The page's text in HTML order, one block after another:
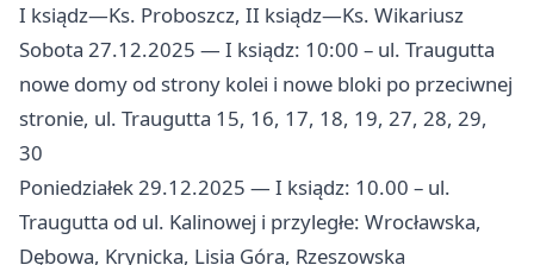
I ksiądz—Ks. Proboszcz, II ksiądz—Ks. Wikariusz
Sobota 27.12.2025 — I ksiądz: 10:00 – ul. Traugutta
nowe domy od strony kolei i nowe bloki po przeciwnej
stronie, ul. Traugutta 15, 16, 17, 18, 19, 27, 28, 29,
30
Poniedziałek 29.12.2025 — I ksiądz: 10.00 – ul.
Traugutta od ul. Kalinowej i przyległe: Wrocławska,
Dębowa, Krynicka, Lisia Góra, Rzeszowska